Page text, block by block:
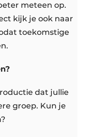
meteen op.
kijk je ook naar
toekomstige
dat jullie
groep. Kun je